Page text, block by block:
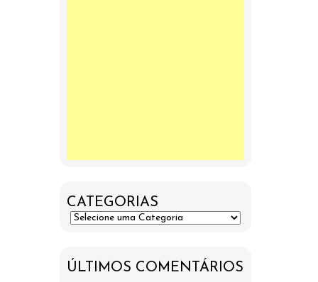
CATEGORIAS
ÚLTIMOS COMENTÁRIOS